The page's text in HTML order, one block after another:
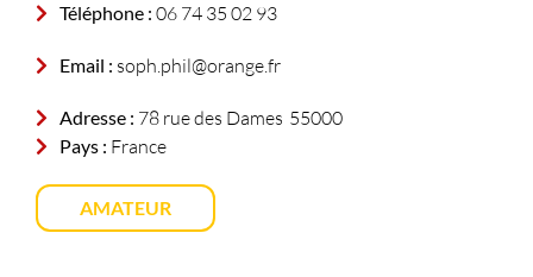
Téléphone : 06 74 35 02 93
Email : soph.phil@orange.fr
Adresse : 78 rue des Dames 55000
Pays : France
AMATEUR